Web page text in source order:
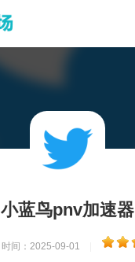
小蓝鸟pnv加速器
时间：2025-09-01